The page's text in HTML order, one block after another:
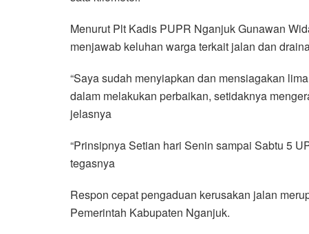
Menurut Plt Kadis PUPR Nganjuk Gunawan
menjawab keluhan warga terkait jalan dan
“Saya sudah menyiapkan dan mensiagakan
dalam melakukan perbaikan, setidaknya
jelasnya
“Prinsipnya Setian hari Senin sampai Sabtu 5
tegasnya
Respon cepat pengaduan kerusakan jalan
Pemerintah Kabupaten Nganjuk.